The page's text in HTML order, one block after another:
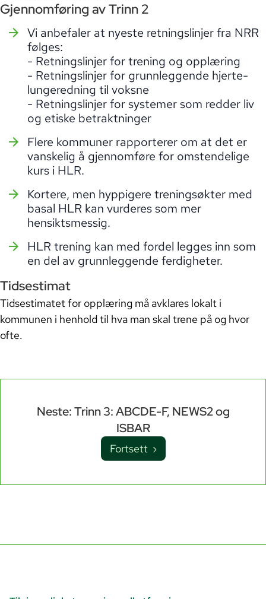
Gjennomføring av Trinn 2
Vi anbefaler at nyeste retningslinjer fra NRR
følges:
- Retningslinjer for trening og opplæring
- Retningslinjer for grunnleggende hjerte-
lungeredning til voksne
- Retningslinjer for systemer som redder liv
og etiske betraktninger
Flere kommuner rapporterer om at det er
vanskelig å gjennomføre for omstendelige
kurs i HLR.
Kortere, men hyppigere treningsøkter med
basal HLR kan vurderes som mer
hensiktsmessig.
HLR trening kan med fordel legges inn som
en del av grunnleggende ferdigheter.
Tidsestimat
Tidsestimatet for opplæring må avklares lokalt i
kommunen i henhold til hva man skal trene på og hvor
ofte.
Neste: Trinn 3: ABCDE-F, NEWS2 og
ISBAR
Fortsett ›